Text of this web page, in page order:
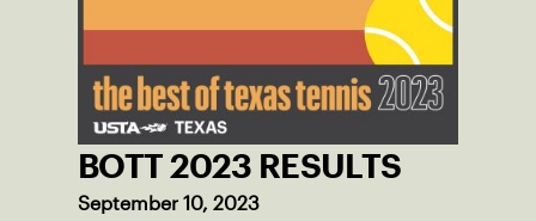
BOTT 2023 RESULTS
September 10, 2023